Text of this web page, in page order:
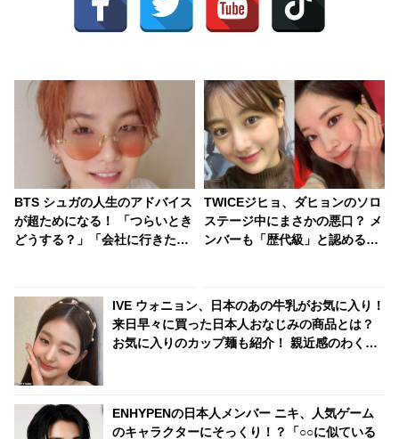
BTS シュガの人生のアドバイス
が超ためになる！ 「つらいとき
どうする？」「会社に行きたく
に刺さる
TWICEジヒョ、ダヒョンのソロ
ステージ中にまさかの悪口？ メ
ンバーも「歴代級」と認める爆
IVE ウォニョン、日本のあの牛乳がお気に入り！
来日早々に買った日本人おなじみの商品とは？
お気に入りのカップ麺も紹介！ 親近感のわくセ
ENHYPENの日本人メンバー ニキ、人気ゲーム
のキャラクターにそっくり！？「○○に似ている